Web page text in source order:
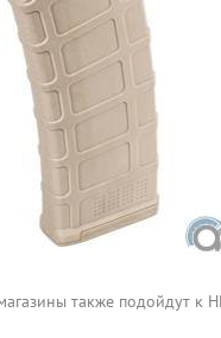
также подойдут к